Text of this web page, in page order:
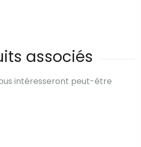
associés
intéresseront peut-être